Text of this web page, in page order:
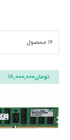
تومان۱۸,۰۰۰,۰۰۰